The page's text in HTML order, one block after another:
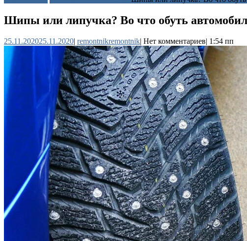
Шипы или липучка? Во что обуть
25.11.202025.11.2020| remontnikremontnik| Нет комментариев| 1:54 пп